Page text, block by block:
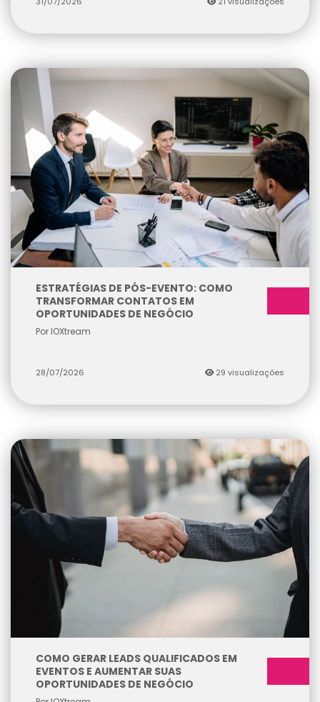
ESTRATÉGIAS DE PÓS-EVENTO: COMO
TRANSFORMAR CONTATOS EM
OPORTUNIDADES DE NEGÓCIO
Por IOXtream
28/07/2026 29 visualizações
COMO GERAR LEADS QUALIFICADOS EM
EVENTOS E AUMENTAR SUAS
OPORTUNIDADES DE NEGÓCIO